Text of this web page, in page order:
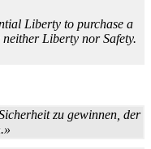
Liberty to purchase a
Liberty nor Safety.
zu gewinnen, der